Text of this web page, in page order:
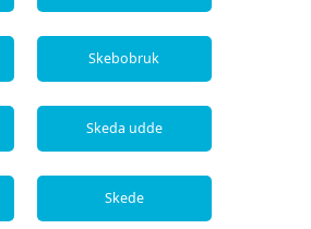
Skebobruk
Skeda udde
Skede